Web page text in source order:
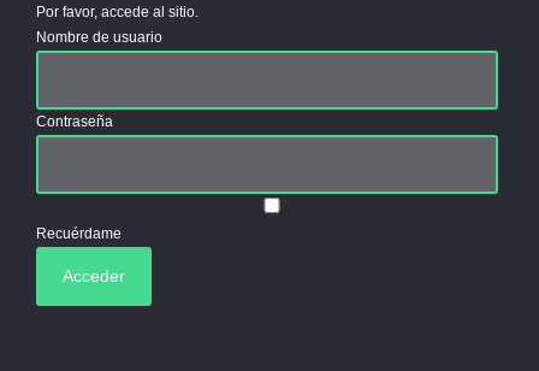
Por favor, accede al sitio.
Nombre de usuario
Contraseña
Recuérdame